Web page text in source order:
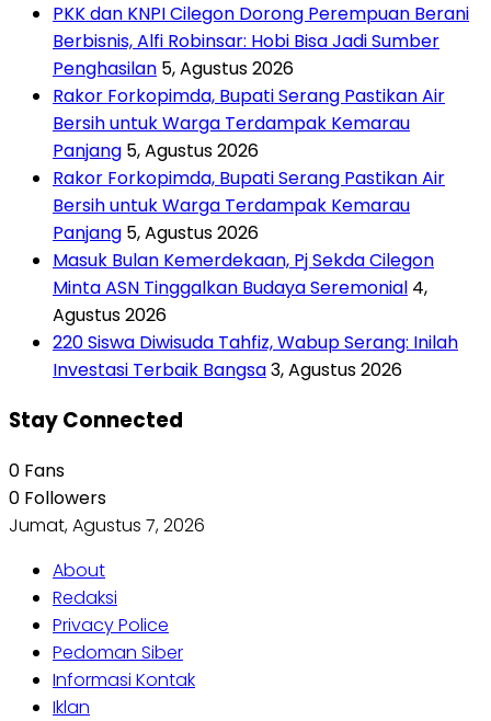
PKK dan KNPI Cilegon Dorong Perempuan Berani
Berbisnis, Alfi Robinsar: Hobi Bisa Jadi Sumber
Penghasilan 5, Agustus 2026
Rakor Forkopimda, Bupati Serang Pastikan Air
Bersih untuk Warga Terdampak Kemarau
Panjang 5, Agustus 2026
Rakor Forkopimda, Bupati Serang Pastikan Air
Bersih untuk Warga Terdampak Kemarau
Panjang 5, Agustus 2026
Masuk Bulan Kemerdekaan, Pj Sekda Cilegon
Minta ASN Tinggalkan Budaya Seremonial 4,
Agustus 2026
220 Siswa Diwisuda Tahfiz, Wabup Serang: Inilah
Investasi Terbaik Bangsa3, Agustus 2026
Stay Connected
0 Fans
0 Followers
Jumat, Agustus 7, 2026
About
Redaksi
Privacy Police
Pedoman Siber
Informasi Kontak
Iklan